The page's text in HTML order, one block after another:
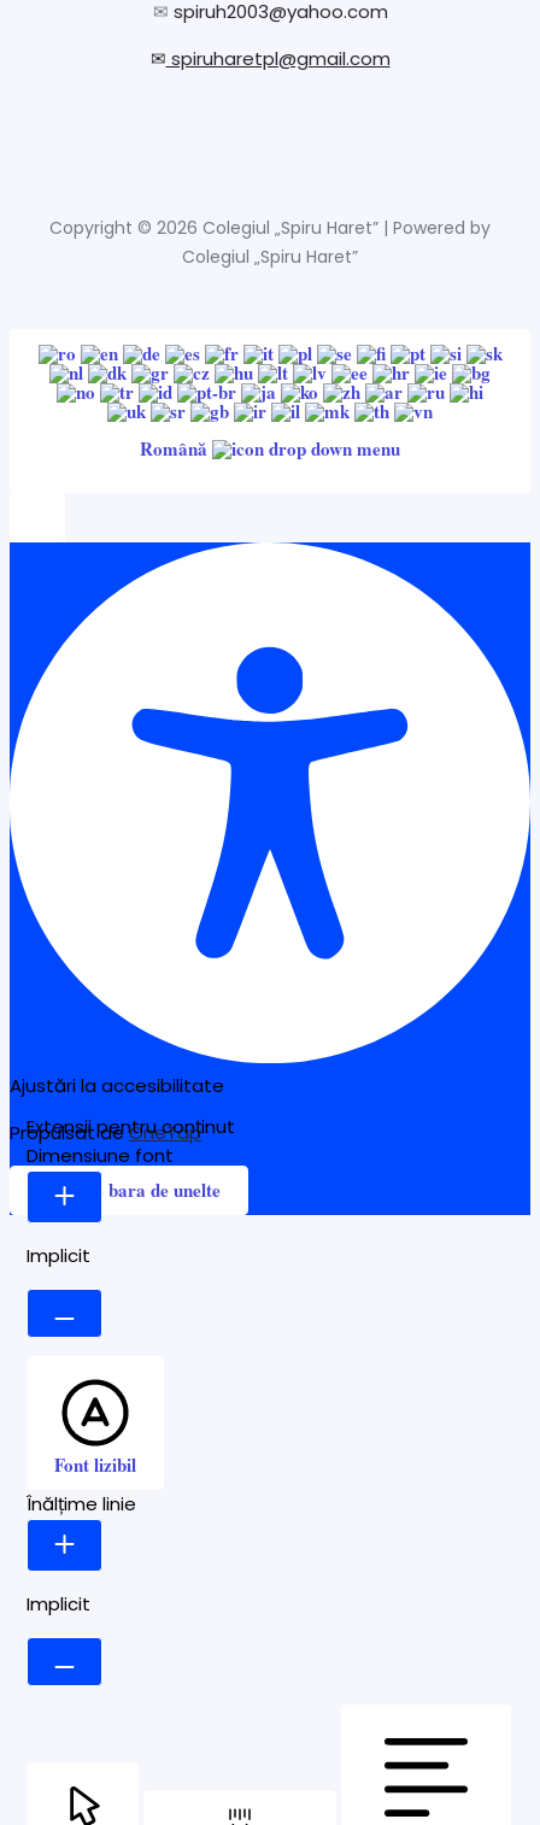
✉ spiruh2003@yahoo.com
✉ spiruharetpl@gmail.com
Copyright © 2026 Colegiul „Spiru Haret” | Powered by
Colegiul „Spiru Haret”
Română
Ajustări la accesibilitate
Propulsat deOneTap
Ascunde bara de unelte
Extensii pentru conținut
Dimensiune font
Implicit
Font lizibil
Înălțime linie
Implicit